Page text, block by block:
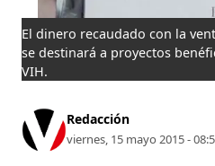
El dinero recaudado con la
se destinará a proyectos
VIH.
Redacción
viernes, 15 mayo 2015 -